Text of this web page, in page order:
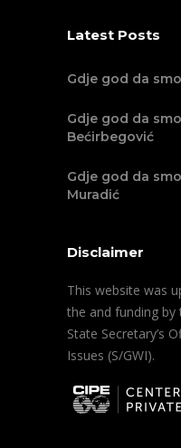
Latest Posts
Gdje god da
Gdje god da
Bećirbegović
Gdje god da
Muradić
Disclaimer
This website was
the and funding
State Secretary’s
Issues (S/GWI).